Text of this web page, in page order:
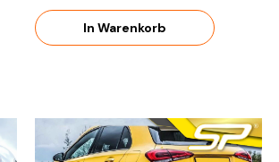
In Warenkorb